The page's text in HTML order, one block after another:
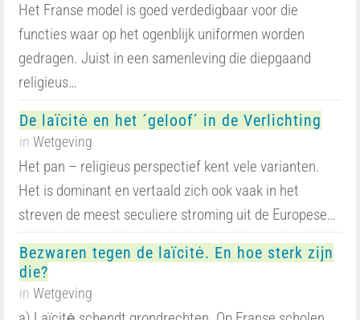
Het Franse model is goed verdedigbaar voor die
functies waar op het ogenblijk uniformen worden
gedragen. Juist in een samenleving die diepgaand
religieus…
De laïcitė en het ´geloof´ in de Verlichting
in Wetgeving
Het pan – religieus perspectief kent vele varianten.
Het is dominant en vertaald zich ook vaak in het
streven de meest seculiere stroming uit de Europese…
Bezwaren tegen de laïcitė. En hoe sterk zijn
die?
in Wetgeving